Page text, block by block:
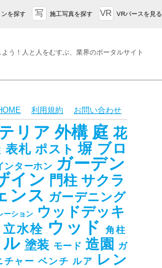
を探す 写 施工写真を探す VR VRパースを見る
う！人と人をむすぶ、業界のポータルサイト
利用規約 お問い合わせ
リア 外構 庭 花
表札 ポスト 塀 ブロ
ンターホン ガーデン
イン 門柱 サクラ
ンス ガーデニング
ーション ウッドデッキ
立水栓 ウッド
角柱
塗装 モード 造園
ガ
チャー ベンチ ルア
レン